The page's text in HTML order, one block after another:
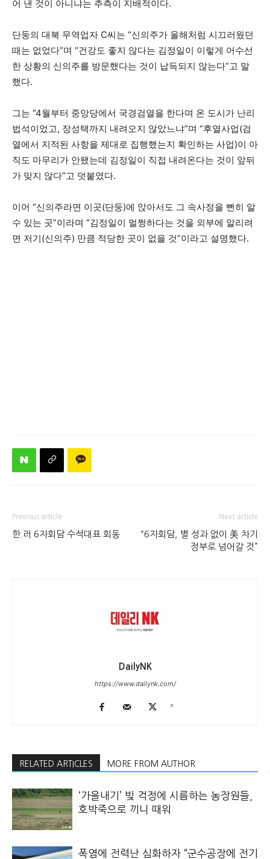
어 낸 것이 아니냐는 추측이 지배적이다.
단둥의 대북 무역업자 C씨는 “신의주가 올해처럼 시끄러웠던
때는 없었다”며 “건강도 좋지 않다는 김정일이 이렇게 어수선
한 상황의 신의주를 방문했다는 것이 납득되지 않는다”고 말
했다.
그는 “4월부터 중앙당에서 국경검열을 한다며 온 도시가 난리
법석이었고, 장성택까지 내려오지 않았느냐”며 “후열사업(검
열에서 지적된 사항을 제대로 집행했는지 확인하는 사업)이 아
직도 마무리가 안됐는데 김정일이 직접 내려온다는 것이 앞뒤
가 맞지 않다”고 덧붙였다.
이어 “신의주라면 이곳(단둥)에 앉아서도 그 속사정을 뻔히 알
수 있는 곳”이라며 “김정일이 멀쩡하다는 것을 외부에 알리려
면 저기(신의주) 만큼 적당한 곳이 없을 것”이라고 설명했다.
Previous article
한.러 6자회담 수석대표 회동
Next article
“6자회담, 별 성과 없이 美 차기
정부로 넘어갈 것”
DailyNK
https://www.dailynk.com/
RELATED ARTICLES MORE FROM AUTHOR
‘가을내기’ 빚 걱정에 시름하는 농장원들,
호박죽으로 끼니 때워
폭염에 전력난 심화하자 “군수공장에 전기